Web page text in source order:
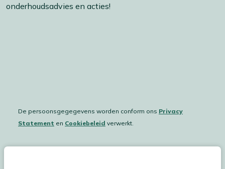
onderhoudsadvies en acties!
De persoonsgegegevens worden conform ons Privacy
Statement en Cookiebeleid verwerkt.